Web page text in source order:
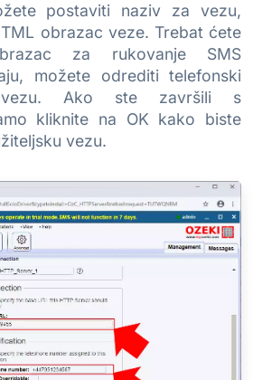
postaviti naziv za vezu,
obrazac veze. Trebat ćete
za rukovanje SMS
možete odrediti telefonski
Ako ste završili s
kliknite na OK kako biste
vezu.